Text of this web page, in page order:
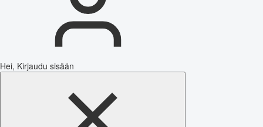
Hei, Kirjaudu sisään